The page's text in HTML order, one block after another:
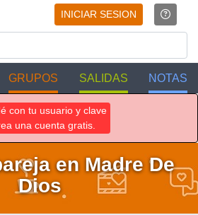
INICIAR SESION
GRUPOS SALIDAS NOTAS
con tu usuario y clave
una cuenta gratis.
en Madre De
Dios